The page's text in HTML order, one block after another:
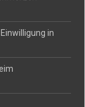
in